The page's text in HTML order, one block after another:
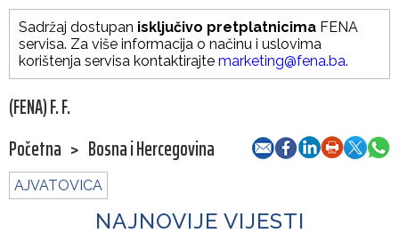
Sadržaj dostupan isključivo pretplatnicima FENA
servisa. Za više informacija o načinu i uslovima
korištenja servisa kontaktirajte marketing@fena.ba.
(FENA) F. F.
Početna > Bosna i Hercegovina
AJVATOVICA
NAJNOVIJE VIJESTI